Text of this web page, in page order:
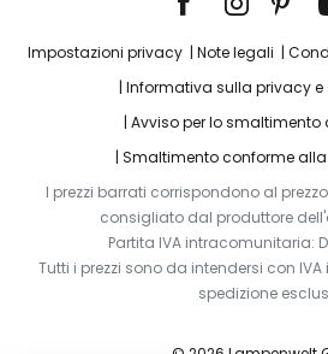
Impostazioni privacy Note legali
Informativa sulla privacy e
Avviso per lo smaltimento
Smaltimento conforme alla
I prezzi barrati corrispondono al
consigliato dal produttore
Partita IVA intracomunitaria:
Tutti i prezzi sono da intendersi con IVA
spedizione